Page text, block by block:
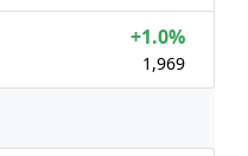
+1.0%
1,969